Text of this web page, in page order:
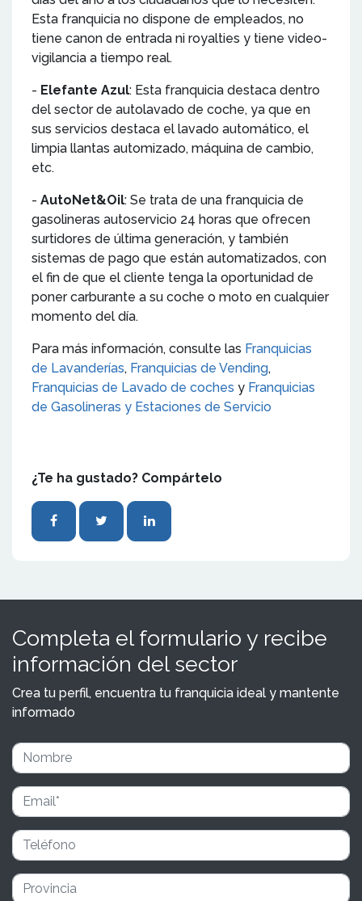
Esta franquicia no dispone de empleados, no
tiene canon de entrada ni royalties y tiene video-
vigilancia a tiempo real.
- Elefante Azul: Esta franquicia destaca dentro
del sector de autolavado de coche, ya que en
sus servicios destaca el lavado automático, el
limpia llantas automizado, máquina de cambio,
etc.
- AutoNet&Oil: Se trata de una franquicia de
gasolineras autoservicio 24 horas que ofrecen
surtidores de última generación, y también
sistemas de pago que están automatizados, con
el fin de que el cliente tenga la oportunidad de
poner carburante a su coche o moto en cualquier
momento del día.
Para más información, consulte las Franquicias
de Lavanderías, Franquicias de Vending,
Franquicias de Lavado de coches y Franquicias
de Gasolineras y Estaciones de Servicio
¿Te ha gustado? Compártelo
Completa el formulario y recibe
información del sector
Crea tu perfil, encuentra tu franquicia ideal y mantente
informado